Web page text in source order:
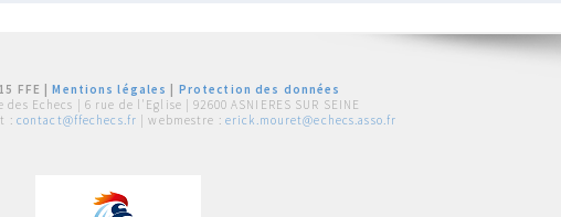
FFE |Mentions légales
Protection des données
Echecs | 6 rue de l'Eglise | 92600 ASNIERES SUR SEINE
: contact@ffechecs.fr | webmestre : erick.mouret@echecs.asso.fr